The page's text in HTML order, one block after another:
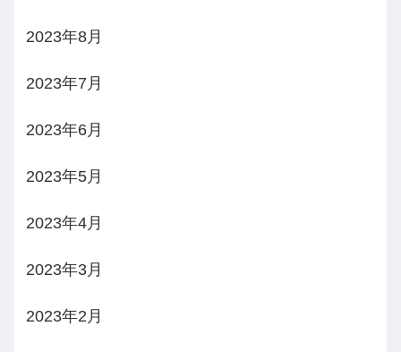
2023年8月
2023年7月
2023年6月
2023年5月
2023年4月
2023年3月
2023年2月